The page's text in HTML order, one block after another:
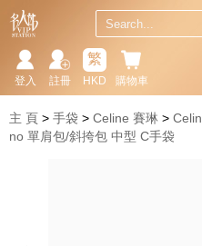
購物車
繁
HKD
註冊
登入
主 頁 手袋 Celine 賽琳
no 單肩包/斜挎包 中型 C手袋